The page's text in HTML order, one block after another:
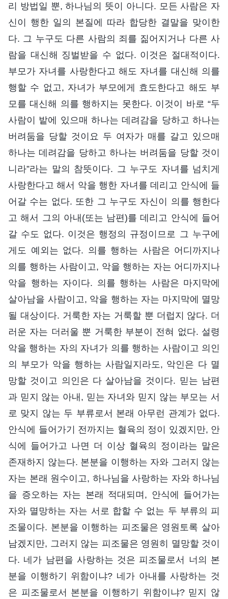
리 방법일 뿐, 하나님의 뜻이 아니다. 모든 사람은 자
신이 행한 일의 본질에 따라 합당한 결말을 맞이한
다. 그 누구도 다른 사람의 죄를 짊어지거나 다른 사
람을 대신해 징벌받을 수 없다. 이것은 절대적이다.
부모가 자녀를 사랑한다고 해도 자녀를 대신해 의를
행할 수 없고, 자녀가 부모에게 효도한다고 해도 부
모를 대신해 의를 행하지는 못한다. 이것이 바로 “두
사람이 밭에 있으매 하나는 데려감을 당하고 하나는
버려둠을 당할 것이요 두 여자가 매를 갈고 있으매
하나는 데려감을 당하고 하나는 버려둠을 당할 것이
니라”라는 말의 참뜻이다. 그 누구도 자녀를 넘치게
사랑한다고 해서 악을 행한 자녀를 데리고 안식에 들
어갈 수는 없다. 또한 그 누구도 자신이 의를 행한다
고 해서 그의 아내(또는 남편)를 데리고 안식에 들어
갈 수도 없다. 이것은 행정의 규정이므로 그 누구에
게도 예외는 없다. 의를 행하는 사람은 어디까지나
의를 행하는 사람이고, 악을 행하는 자는 어디까지나
악을 행하는 자이다. 의를 행하는 사람은 마지막에
살아남을 사람이고, 악을 행하는 자는 마지막에 멸망
될 대상이다. 거룩한 자는 거룩할 뿐 더럽지 않다. 더
러운 자는 더러울 뿐 거룩한 부분이 전혀 없다. 설령
악을 행하는 자의 자녀가 의를 행하는 사람이고 의인
의 부모가 악을 행하는 사람일지라도, 악인은 다 멸
망할 것이고 의인은 다 살아남을 것이다. 믿는 남편
과 믿지 않는 아내, 믿는 자녀와 믿지 않는 부모는 서
로 맞지 않는 두 부류로서 본래 아무런 관계가 없다.
안식에 들어가기 전까지는 혈육의 정이 있겠지만, 안
식에 들어가고 나면 더 이상 혈육의 정이라는 말은
존재하지 않는다. 본분을 이행하는 자와 그러지 않는
자는 본래 원수이고, 하나님을 사랑하는 자와 하나님
을 증오하는 자는 본래 적대되며, 안식에 들어가는
자와 멸망하는 자는 서로 합할 수 없는 두 부류의 피
조물이다. 본분을 이행하는 피조물은 영원토록 살아
남겠지만, 그러지 않는 피조물은 영원히 멸망할 것이
다. 네가 남편을 사랑하는 것은 피조물로서 너의 본
분을 이행하기 위함이냐? 네가 아내를 사랑하는 것
은 피조물로서 본분을 이행하기 위함이냐? 믿지 않